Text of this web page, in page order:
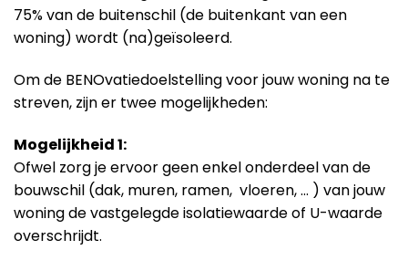
75% van de buitenschil (de buitenkant van een
woning) wordt (na)geïsoleerd.
Om de BENOvatiedoelstelling voor jouw woning na te
streven, zijn er twee mogelijkheden:
Mogelijkheid 1:
Ofwel zorg je ervoor geen enkel onderdeel van de
bouwschil (dak, muren, ramen, vloeren, … ) van jouw
woning de vastgelegde isolatiewaarde of U-waarde
overschrijdt.